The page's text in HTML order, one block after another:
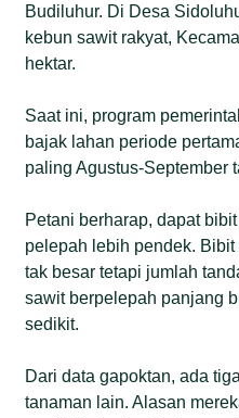
Budiluhur. Di Desa
kebun sawit rakyat,
hektar.
Saat ini, program
bajak lahan periode
paling Agustus-September
Petani berharap, dapat
pelepah lebih pendek.
tak besar tetapi jumlah
sawit berpelepah panjang
sedikit.
Dari data gapoktan, ada
tanaman lain. Alasan